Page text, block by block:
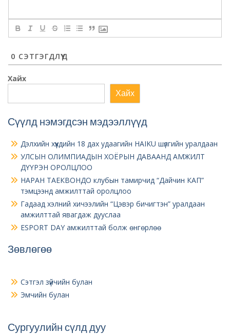
0 СЭТГЭГДЛҮҮД
Хайх
Хайх
Сүүлд нэмэгдсэн мэдээллүүд
Дэлхийн хүүхдийн 18 дах удаагийн HAIKU шүлгийн уралдаан
УЛСЫН ОЛИМПИАДЫН ХОЁРЫН ДАВААНД АМЖИЛТ
ДҮҮРЭН ОРОЛЦЛОО
НАРАН ТАЕКВОНДО клубын тамирчид “Дайчин КАП”
тэмцээнд амжилттай оролцлоо
Гадаад хэлний хичээлийн “Цэвэр бичигтэн” уралдаан
амжилттай явагдаж дууслаа
ESPORT DAY амжилттай болж өнгөрлөө
Зөвлөгөө
Сэтгэл зүйчийн булан
Эмчийн булан
Сургуулийн сүлд дуу